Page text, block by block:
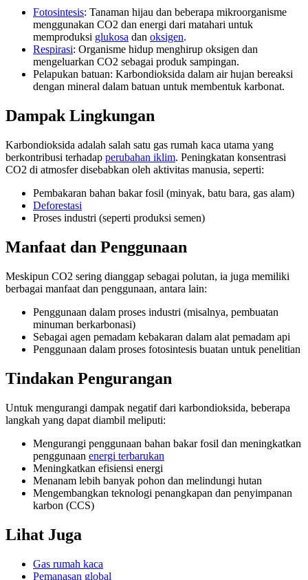
Fotosintesis: Tanaman hijau dan beberapa mikroorganisme
menggunakan CO2 dan energi dari matahari untuk
memproduksi glukosa dan oksigen.
Respirasi: Organisme hidup menghirup oksigen dan
mengeluarkan CO2 sebagai produk sampingan.
Pelapukan batuan: Karbondioksida dalam air hujan bereaksi
dengan mineral dalam batuan untuk membentuk karbonat.
Dampak Lingkungan
Karbondioksida adalah salah satu gas rumah kaca utama yang
berkontribusi terhadap perubahan iklim. Peningkatan konsentrasi
CO2 di atmosfer disebabkan oleh aktivitas manusia, seperti:
Pembakaran bahan bakar fosil (minyak, batu bara, gas alam)
Deforestasi
Proses industri (seperti produksi semen)
Manfaat dan Penggunaan
Meskipun CO2 sering dianggap sebagai polutan, ia juga memiliki
berbagai manfaat dan penggunaan, antara lain:
Penggunaan dalam proses industri (misalnya, pembuatan
minuman berkarbonasi)
Sebagai agen pemadam kebakaran dalam alat pemadam api
Penggunaan dalam proses fotosintesis buatan untuk penelitian
Tindakan Pengurangan
Untuk mengurangi dampak negatif dari karbondioksida, beberapa
langkah yang dapat diambil meliputi:
Mengurangi penggunaan bahan bakar fosil dan meningkatkan
penggunaan energi terbarukan
Meningkatkan efisiensi energi
Menanam lebih banyak pohon dan melindungi hutan
Mengembangkan teknologi penangkapan dan penyimpanan
karbon (CCS)
Lihat Juga
Gas rumah kaca
Pemanasan global